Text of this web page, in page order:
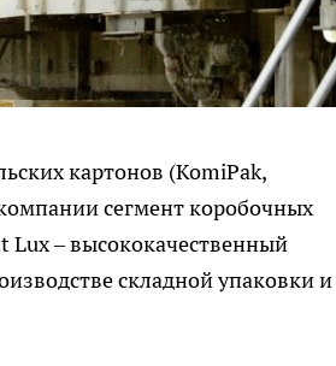
картонов (KomiPak,
сегмент коробочных
Lux – высококачественный
складной упаковки и